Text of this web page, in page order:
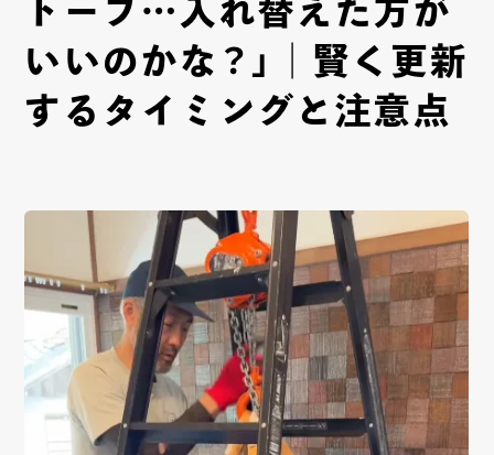
TOP
トップ
ABOUT
私たちについて
03
SERVICE
サービス詳細
04
ITEM
商品一覧
06
いいのかな？」｜賢く更新
するタイミングと注意点